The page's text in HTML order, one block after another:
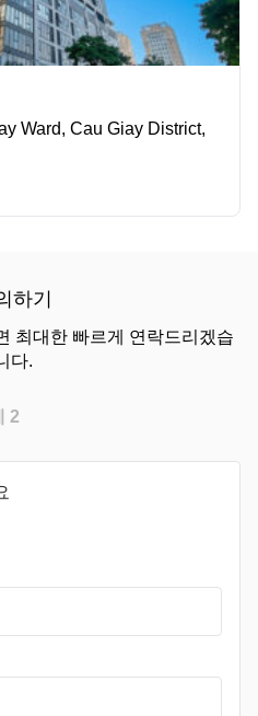
Ward, Cau Giay District,
하기
최대한 빠르게 연락드리겠습
다.
2